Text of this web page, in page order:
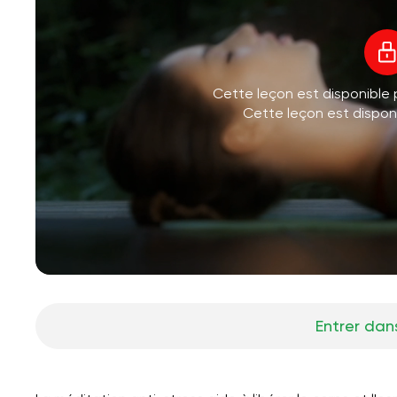
Cette leçon est disponible
Cette leçon est
Entrer